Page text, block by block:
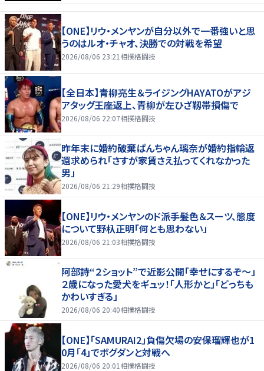
【ONE】リウ・メンヤンが自分以外で一番強いと思
うのはルオ・チャオ、決勝での対戦を希望
2026/08/06 23:21 相撲格闘技
【全日本】青柳亮生＆ライジングHAYATOがアジ
アタッグ王座返上、青柳が左ひざ靱帯損傷で
2026/08/06 22:07相撲格闘技
昨年末に婚約破棄ぱんちゃん璃奈が婚約指輪返
還求められ「さすが家賃さえ払ってくれなかった
男」
2026/08/06 21:29相撲格闘技
【ONE】リウ・メンヤンのド派手髪色＆スーツ、態度
について野杁正明「何とも思わない」
2026/08/06 21:03相撲格闘技
阿部詩“２ショット”で近影公開「幸せにするぞ〜」
２歳になった愛犬をギュッ！「人形かと」「どっちも
かわいすぎる」
2026/08/06 20:40相撲格闘技
【ONE】「SAMURAI2」負傷欠場の安保瑠輝也が1
0月「4」でボグダンと対戦へ
2026/08/06 20:01 相撲格闘技